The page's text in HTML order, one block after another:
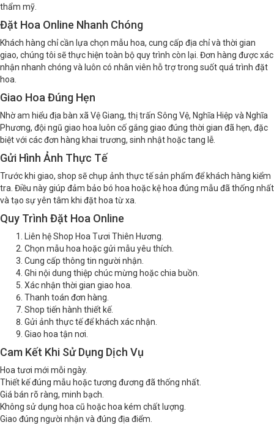
thẩm mỹ.
Đặt Hoa Online Nhanh Chóng
Khách hàng chỉ cần lựa chọn mẫu hoa, cung cấp địa chỉ và thời gian
giao, chúng tôi sẽ thực hiện toàn bộ quy trình còn lại. Đơn hàng được xác
nhận nhanh chóng và luôn có nhân viên hỗ trợ trong suốt quá trình đặt
hoa.
Giao Hoa Đúng Hẹn
Nhờ am hiểu địa bàn xã Vệ Giang, thị trấn Sông Vệ, Nghĩa Hiệp và Nghĩa
Phương, đội ngũ giao hoa luôn cố gắng giao đúng thời gian đã hẹn, đặc
biệt với các đơn hàng khai trương, sinh nhật hoặc tang lễ.
Gửi Hình Ảnh Thực Tế
Trước khi giao, shop sẽ chụp ảnh thực tế sản phẩm để khách hàng kiểm
tra. Điều này giúp đảm bảo bó hoa hoặc kệ hoa đúng mẫu đã thống nhất
và tạo sự yên tâm khi đặt hoa từ xa.
Quy Trình Đặt Hoa Online
Liên hệ Shop Hoa Tươi Thiên Hương.
Chọn mẫu hoa hoặc gửi mẫu yêu thích.
Cung cấp thông tin người nhận.
Ghi nội dung thiệp chúc mừng hoặc chia buồn.
Xác nhận thời gian giao hoa.
Thanh toán đơn hàng.
Shop tiến hành thiết kế.
Gửi ảnh thực tế để khách xác nhận.
Giao hoa tận nơi.
Cam Kết Khi Sử Dụng Dịch Vụ
Hoa tươi mới mỗi ngày.
Thiết kế đúng mẫu hoặc tương đương đã thống nhất.
Giá bán rõ ràng, minh bạch.
Không sử dụng hoa cũ hoặc hoa kém chất lượng.
Giao đúng người nhận và đúng địa điểm.